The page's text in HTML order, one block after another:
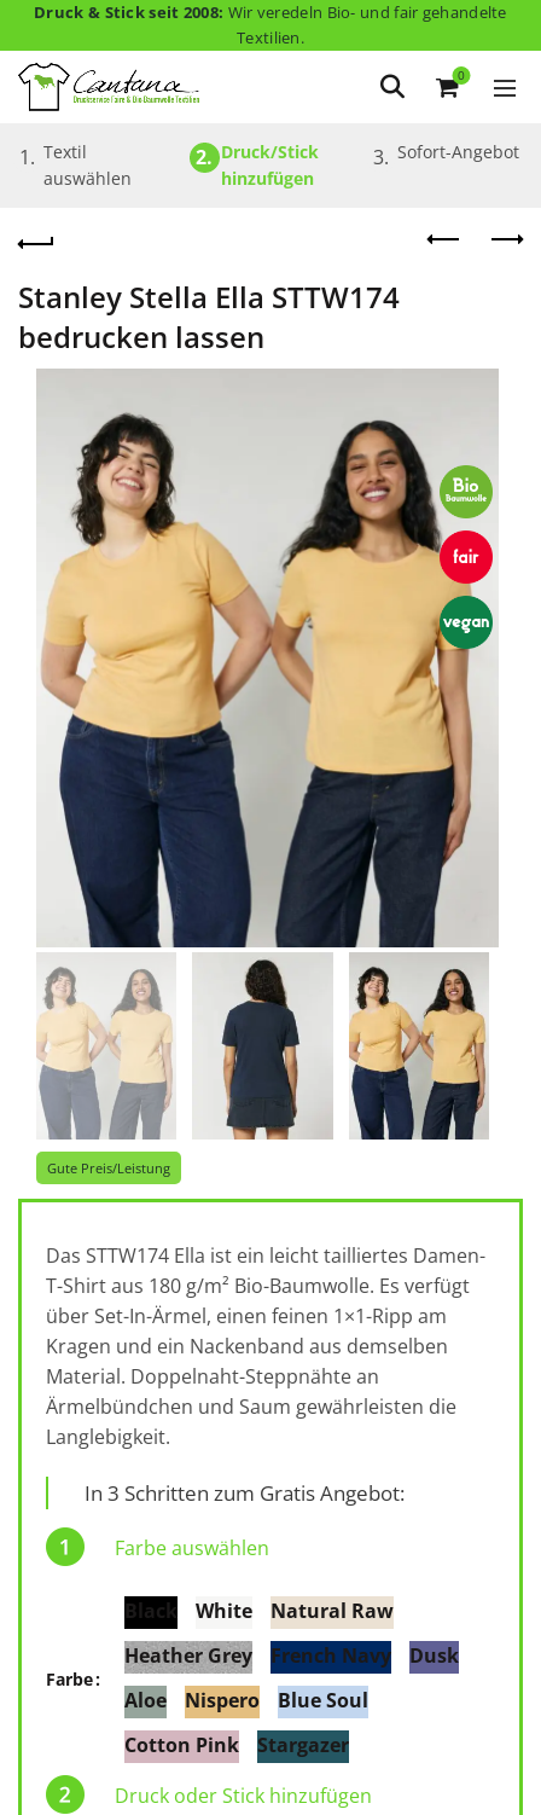
Druck & Stick seit 2008: Wir veredeln Bio- und fair gehandelte
Textilien.
0
1. Textil
auswählen
2. Druck/Stick
hinzufügen
3. Sofort-Angebot
Stanley Stella Ella STTW174
bedrucken lassen
Gute Preis/Leistung
Das STTW174 Ella ist ein leicht tailliertes Damen-
T-Shirt aus 180 g/m² Bio-Baumwolle. Es verfügt
über Set-In-Ärmel, einen feinen 1×1-Ripp am
Kragen und ein Nackenband aus demselben
Material. Doppelnaht-Steppnähte an
Ärmelbündchen und Saum gewährleisten die
Langlebigkeit.
In 3 Schritten zum Gratis Angebot:
Farbe auswählen
Farbe
Black White
Natural Raw
Heather Grey
French Navy
Dusk
Aloe
Nispero
Blue Soul
Cotton Pink
Stargazer
Druck oder Stick hinzufügen